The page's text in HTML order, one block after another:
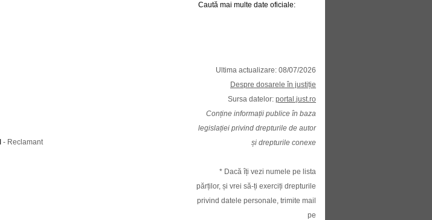
- Reclamant
Caută mai multe date oficiale:
Ultima actualizare: 08/07/2026
Despre dosarele în justiție
Sursa datelor: portal.just.ro
Conține informații publice în baza
legislației privind drepturile de autor
și drepturile conexe
* Dacă îți vezi numele pe lista
părților, și vrei să-ți exerciți drepturile
privind datele personale, trimite mail
pe